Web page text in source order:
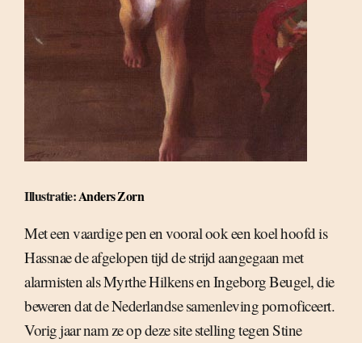
Illustratie:Anders Zorn
Met een vaardige pen en vooral ook een koel hoofd is
Hassnae de afgelopen tijd de strijd aangegaan met
alarmisten als Myrthe Hilkens en Ingeborg Beugel, die
beweren dat de Nederlandse samenleving pornoficeert.
Vorig jaar nam ze op deze site stelling tegen Stine